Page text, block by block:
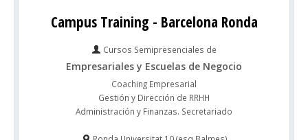
Campus Training - Barcelona Ronda
Cursos Semipresenciales de
Empresariales y Escuelas de Negocio
Coaching Empresarial
Gestión y Dirección de RRHH
Administración y Finanzas. Secretariado